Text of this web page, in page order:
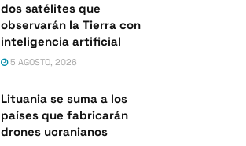
dos satélites que
observarán la Tierra con
inteligencia artificial
5 AGOSTO, 2026
Lituania se suma a los
países que fabricarán
drones ucranianos